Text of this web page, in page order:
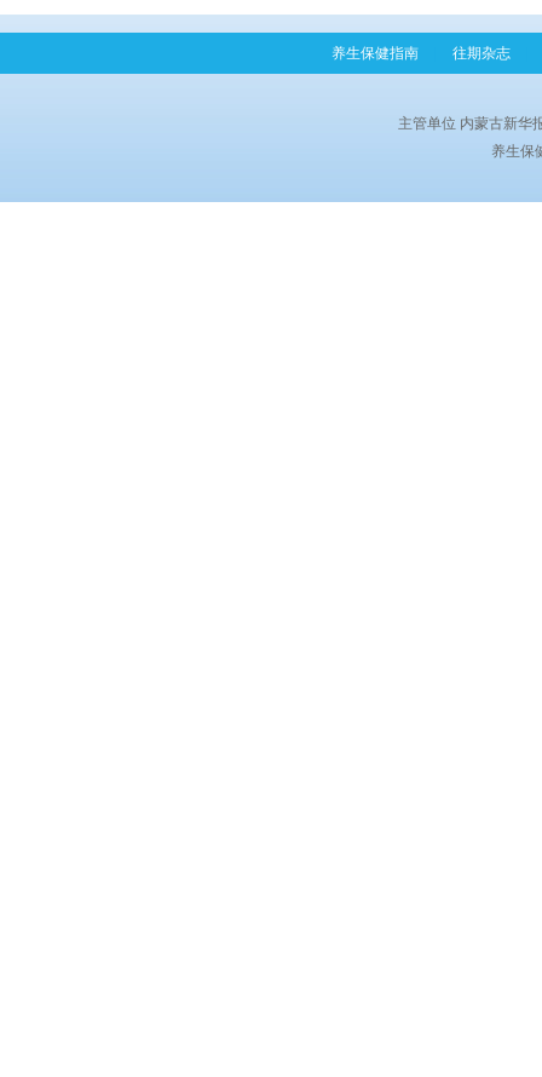
养生保健指南 往期杂志
主管单位 内蒙古新华
养生保